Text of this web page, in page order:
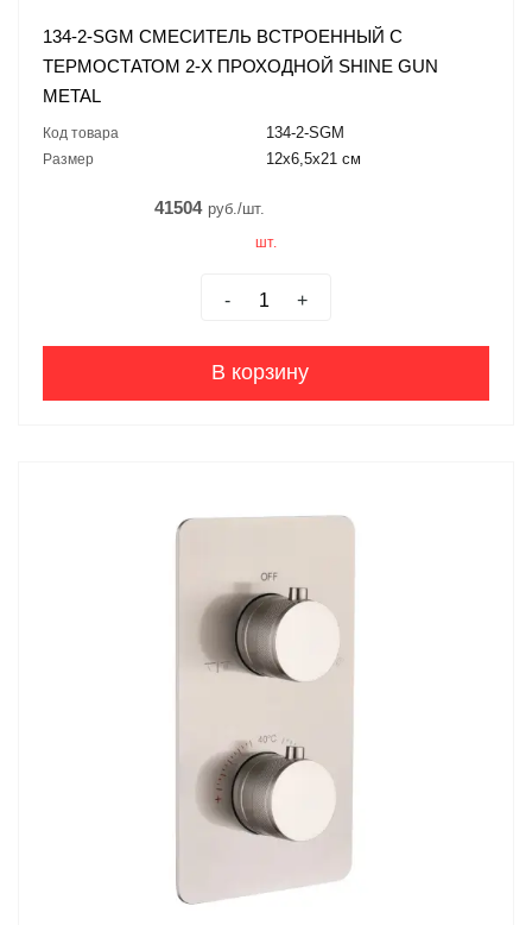
134-2-SGM СМЕСИТЕЛЬ ВСТРОЕННЫЙ С
ТЕРМОСТАТОМ 2-Х ПРОХОДНОЙ SHINE GUN
METAL
Код товара 134-2-SGM
Размер 12x6,5x21 см
41504 руб./шт.
шт.
- +
В корзину